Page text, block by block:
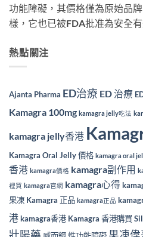
功能障礙，其價格僅為原始品
樣，它也已被FDA批准為安全
熱點關注
Ajanta Pharma ED治療 ED 治療
Kamagra 100mg kamagra jelly吃法
kamagra jelly香港
Kamagra Oral Jelly 價格 kamagra oral
香港 kamagra價格 kamagra副作用
裡買 kamagra官網 kamagra心得
果凍 Kamagra 正品 kamagra正品
港kamagra香港 Kamagra 香港購買